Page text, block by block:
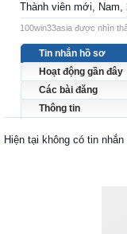
Thành viên mới, Nam,
100win33asia được nhìn
Tin nhắn hồ sơ
Hoạt động gần đây
Các bài đăng
Thông tin
Hiện tại không có tin